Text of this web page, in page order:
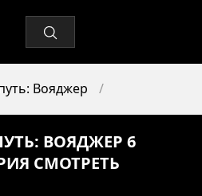
Вояджер
ВОЯДЖЕР 6
СМОТРЕТЬ